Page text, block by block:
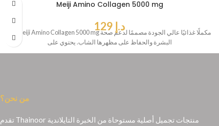
Meiji Amino Collagen 5000 mg
د.إ
البشرة والحفاظ على مظهرها الشاب. يحتوي على
من نحن؟
تقدم Thainoor منتجات تجميل أصلية مستوحاة من الخبرة التايلاندية